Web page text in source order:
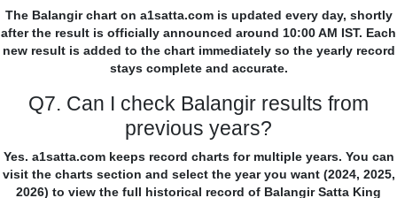
The Balangir chart on a1satta.com is updated every day, shortly
after the result is officially announced around 10:00 AM IST. Each
new result is added to the chart immediately so the yearly record
stays complete and accurate.
Q7. Can I check Balangir results from
previous years?
Yes. a1satta.com keeps record charts for multiple years. You can
visit the charts section and select the year you want (2024, 2025,
2026) to view the full historical record of Balangir Satta King